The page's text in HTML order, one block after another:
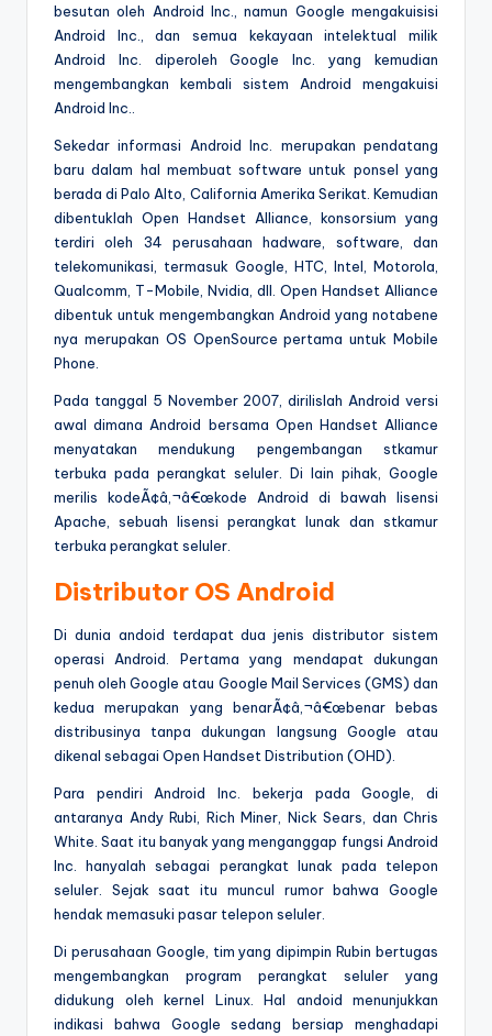
besutan oleh Android Inc., namun Google mengakuisisi
Android Inc., dan semua kekayaan intelektual milik
Android Inc. diperoleh Google Inc. yang kemudian
mengembangkan kembali sistem Android mengakuisi
Android Inc..
Sekedar informasi Android Inc. merupakan pendatang
baru dalam hal membuat software untuk ponsel yang
berada di Palo Alto, California Amerika Serikat. Kemudian
dibentuklah Open Handset Alliance, konsorsium yang
terdiri oleh 34 perusahaan hadware, software, dan
telekomunikasi, termasuk Google, HTC, Intel, Motorola,
Qualcomm, T-Mobile, Nvidia, dll. Open Handset Alliance
dibentuk untuk mengembangkan Android yang notabene
nya merupakan OS OpenSource pertama untuk Mobile
Phone.
Pada tanggal 5 November 2007, dirilislah Android versi
awal dimana Android bersama Open Handset Alliance
menyatakan mendukung pengembangan stkamur
terbuka pada perangkat seluler. Di lain pihak, Google
merilis kodeÃ¢â‚¬â€œkode Android di bawah lisensi
Apache, sebuah lisensi perangkat lunak dan stkamur
terbuka perangkat seluler.
Distributor OS Android
Di dunia andoid terdapat dua jenis distributor sistem
operasi Android. Pertama yang mendapat dukungan
penuh oleh Google atau Google Mail Services (GMS) dan
kedua merupakan yang benarÃ¢â‚¬â€œbenar bebas
distribusinya tanpa dukungan langsung Google atau
dikenal sebagai Open Handset Distribution (OHD).
Para pendiri Android Inc. bekerja pada Google, di
antaranya Andy Rubi, Rich Miner, Nick Sears, dan Chris
White. Saat itu banyak yang menganggap fungsi Android
Inc. hanyalah sebagai perangkat lunak pada telepon
seluler. Sejak saat itu muncul rumor bahwa Google
hendak memasuki pasar telepon seluler.
Di perusahaan Google, tim yang dipimpin Rubin bertugas
mengembangkan program perangkat seluler yang
didukung oleh kernel Linux. Hal andoid menunjukkan
indikasi bahwa Google sedang bersiap menghadapi